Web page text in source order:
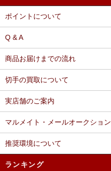
ポイントについて
Q & A
商品お届けまでの流れ
切手の買取について
実店舗のご案内
マルメイト・メールオークション
推奨環境について
ランキング